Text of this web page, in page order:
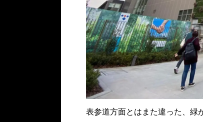
表参道方面とはまた違った、